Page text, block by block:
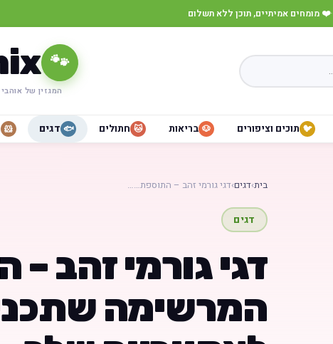
·❤️ מומחים אמיתיים, תוכן ללא תשלום
🐾
המגזין של
🐦 תוכים וציפורים 🐶 בריאות 🐱 חתולים 🐟 דגים 🐹
בית›דגים›דגי גורמי זהב – התוספת……
דגים
דגי גורמי זהב
המרשימה